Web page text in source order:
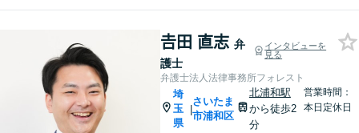
𠮷田 直志 弁
護士
インタビューを
見る
弁護士法人法律事務所フォレスト
埼
玉
県
|
さいたま
市浦和区
北浦和駅
から徒歩2
分
営業時間：
本日定休日